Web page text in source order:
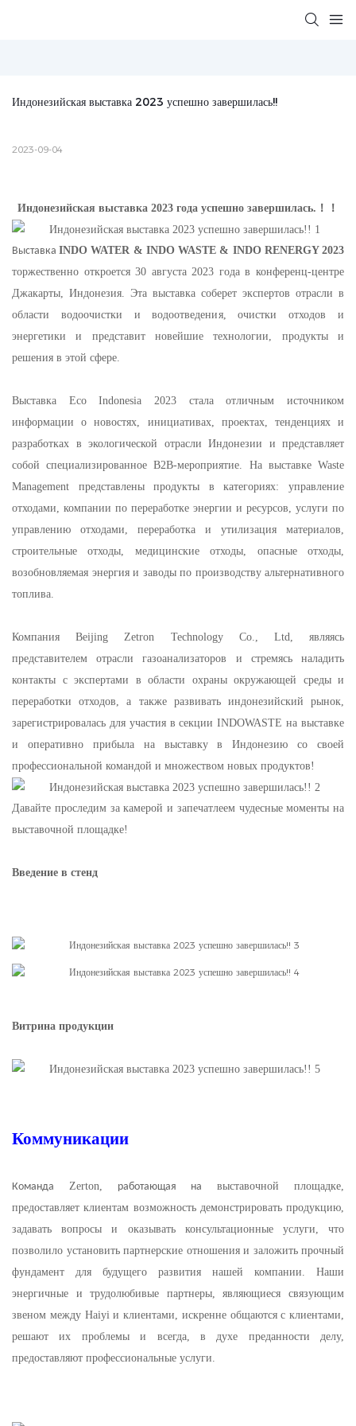
Индонезийская выставка 2023 успешно завершилась!!
2023-09-04
Индонезийская выставка 2023 года успешно завершилась. ！！
ВыставкаINDO WATER & INDO WASTE & INDO RENERGY 2023
торжественно откроется 30 августа 2023 года в конференц-центре
Джакарты, Индонезия. Эта выставка соберет экспертов отрасли в
области водоочистки и водоотведения, очистки отходов и
энергетики и представит новейшие технологии, продукты и
решения в этой сфере.
Выставка Eco Indonesia 2023 стала отличным источником
информации о новостях, инициативах, проектах, тенденциях и
разработках в экологической отрасли Индонезии и представляет
собой специализированное B2B-мероприятие. На выставке Waste
Management представлены продукты в категориях: управление
отходами, компании по переработке энергии и ресурсов, услуги по
управлению отходами, переработка и утилизация материалов,
строительные отходы, медицинские отходы, опасные отходы,
возобновляемая энергия и заводы по производству альтернативного
топлива.
Компания Beijing Zetron Technology Co., Ltd, являясь
представителем отрасли газоанализаторов и стремясь наладить
контакты с экспертами в области охраны окружающей среды и
переработки отходов, а также развивать индонезийский рынок,
зарегистрировалась для участия в секции INDOWASTE на выставке
и оперативно прибыла на выставку в Индонезию со своей
профессиональной командой и множеством новых продуктов!
Давайте проследим за камерой и запечатлеем чудесные моменты на
выставочной площадке!
Введение в стенд
Витрина продукции
Коммуникации
Команда Zerton, работающая навыставочной
площадке,
предоставляет клиентам возможность демонстрировать продукцию,
задавать вопросы и оказывать консультационные услуги, что
позволило установить партнерские отношения и заложить прочный
фундамент для будущего развития нашей компании. Наши
энергичные и трудолюбивые партнеры, являющиеся связующим
звеном между Haiyi и клиентами, искренне общаются с клиентами,
решают их проблемы и всегда, в духе преданности делу,
предоставляют профессиональные услуги.